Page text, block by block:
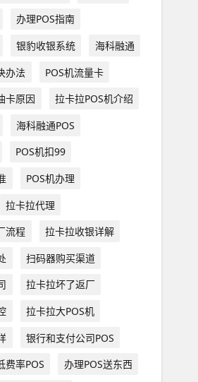
办理POS指南
银豹收银系统
海科融通
办法
POS机流量卡
卡原因
拉卡拉POS机介绍
海科融通POS
POS机扣99
POS机办理
拉卡拉代理
流程
拉卡拉收银详解
扫码器购买渠道
拉卡拉坏了返厂
拉卡拉大POS机
银行和支付公司POS
费率POS
办理POS送东西